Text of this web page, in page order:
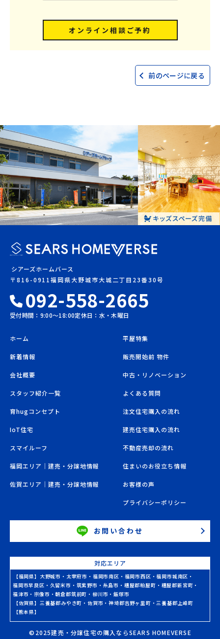
オンライン相談ご予約
前のページに戻る
シアーズホームバース
〒816-0911福岡県大野城市大城二丁目23番30号
092-558-2665
受付時間：9:00〜18:00定休日：水・木曜日
ホーム
新着情報
会社概要
スタッフ紹介一覧
育hugコンセプト
IoT住宅
スマイルーフ
福岡エリア｜建売・分譲地情報
佐賀エリア｜建売・分譲地情報
平屋特集
販売開始前 物件
中古・リノベーション
よくある質問
注文住宅購入の流れ
建売住宅購入の流れ
不動産売却の流れ
住まいのお役立ち情報
お客様の声
プライバシーポリシー
お問い合わせ
対応エリア
【福岡県】 大野城市 ・ 太宰府市 ・ 福岡市南区 ・ 福岡市西区 ・福岡市城南区 ・
福岡市早良区 ・ 久留米市 ・ 筑紫野市 ・ 糸島市 ・ 糟屋郡粕屋町 ・ 糟屋郡新宮町 ・
福津市 ・宗像市 ・朝倉郡筑前町 ・柳川市 ・飯塚市
【佐賀県】 三養基郡みやき町 ・佐賀市 ・神埼郡吉野ヶ里町 ・三養基郡上峰町
【熊本県】
©2025建売・分譲住宅の購入ならSEARS HOMEVERSE